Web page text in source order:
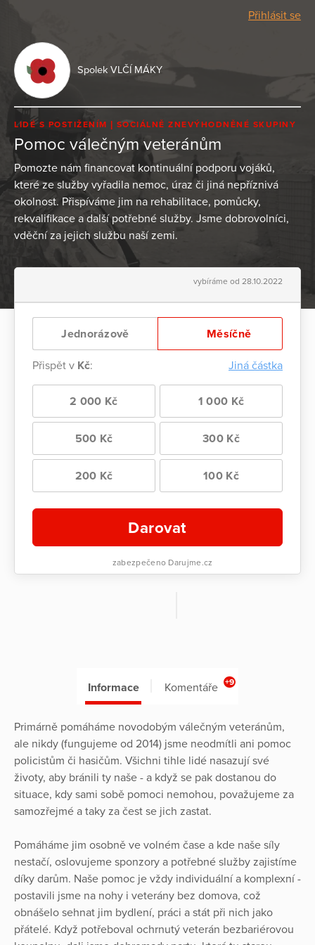
Přihlásit se
Spolek VLČÍ MÁKY
LIDÉ S POSTIŽENÍM SOCIÁLNĚ ZNEVÝHODNĚNÉ SKUPINY
Pomoc válečným veteránům
Pomozte nám financovat kontinuální podporu vojáků,
které ze služby vyřadila nemoc, úraz či jiná nepříznivá
okolnost. Přispíváme jim na rehabilitace, pomůcky,
rekvalifikace a další potřebné služby. Jsme dobrovolníci,
vděční za jejich službu naší zemi.
vybíráme od 28.10.2022
Jednorázově Měsíčně
Přispět v Kč: Jiná částka
2 000 Kč 1 000 Kč
500 Kč 300 Kč
200 Kč 100 Kč
Darovat
zabezpečeno Darujme.cz
Informace Komentáře +9
Primárně pomáháme novodobým válečným veteránům,
ale nikdy (fungujeme od 2014) jsme neodmítli ani pomoc
policistům či hasičům. Všichni tihle lidé nasazují své
životy, aby bránili ty naše - a když se pak dostanou do
situace, kdy sami sobě pomoci nemohou, považujeme za
samozřejmé a taky za čest se jich zastat.
Pomáháme jim osobně ve volném čase a kde naše síly
nestačí, oslovujeme sponzory a potřebné služby zajistíme
díky darům. Naše pomoc je vždy individuální a komplexní -
postavili jsme na nohy i veterány bez domova, což
obnášelo sehnat jim bydlení, práci a stát při nich jako
přátelé. Když potřeboval ochrnutý veterán bezbariérovou